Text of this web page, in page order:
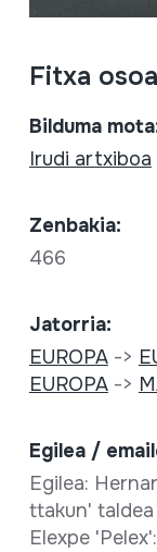
Fitxa osoa
Bilduma
Irudi artxiboa
Zenbakia:
466
Jatorria:
EUROPA->
EUROPA->
Egilea /
Egilea:
ttakun' taldea
Elexpe